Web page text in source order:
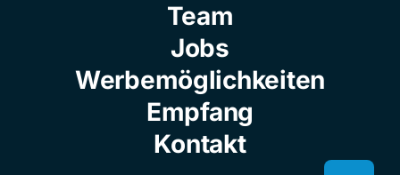
Team
Jobs
Werbemöglichkeiten
Empfang
Kontakt